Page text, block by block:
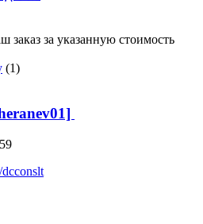
заказ за указанную стоимость
(1)
dcconslt